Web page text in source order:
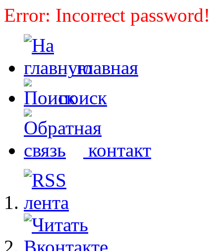
Error: Incorrect password!
главная
поиск
контакт